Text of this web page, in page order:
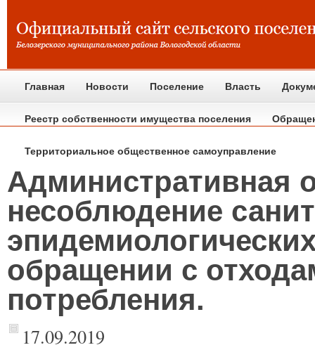
Главная Новости Поселение Власть
Реестр собственности имущества поселения
Территориальное общественное самоуправление
Административная
несоблюдение
обращении с
потребления.
17.09.2019